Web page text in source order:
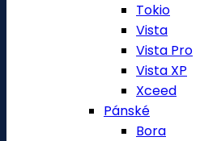
Tokio
Vista
Vista Pro
Vista XP
Xceed
Pánské
Bora